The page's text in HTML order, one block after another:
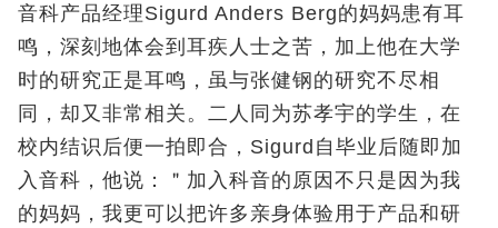
音科产品经理Sigurd Anders Berg的妈妈患有耳
鸣，深刻地体会到耳疾人士之苦，加上他在大学
时的研究正是耳鸣，虽与张健钢的研究不尽相
同，却又非常相关。二人同为苏孝宇的学生，在
校内结识后便一拍即合，Sigurd自毕业后随即加
入音科，他说：＂加入科音的原因不只是因为我
的妈妈，我更可以把许多亲身体验用于产品和研